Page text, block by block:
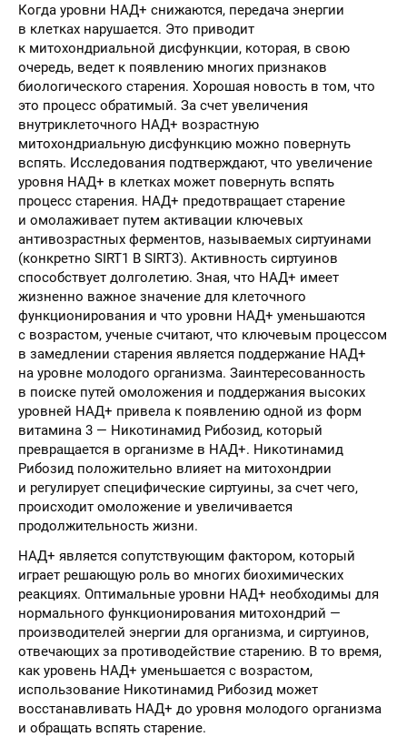
Когда уровни НАД+ снижаются, передача энергии
в клетках нарушается. Это приводит
к митохондриальной дисфункции, которая, в свою
очередь, ведет к появлению многих признаков
биологического старения. Хорошая новость в том, что
это процесс обратимый. За счет увеличения
внутриклеточного НАД+ возрастную
митохондриальную дисфункцию можно повернуть
вспять. Исследования подтверждают, что увеличение
уровня НАД+ в клетках может повернуть вспять
процесс старения. НАД+ предотвращает старение
и омолаживает путем активации ключевых
антивозрастных ферментов, называемых сиртуинами
(конкретно SIRT1 B SIRT3). Активность сиртуинов
способствует долголетию. Зная, что НАД+ имеет
жизненно важное значение для клеточного
функционирования и что уровни НАД+ уменьшаются
с возрастом, ученые считают, что ключевым процессом
в замедлении старения является поддержание НАД+
на уровне молодого организма. Заинтересованность
в поиске путей омоложения и поддержания высоких
уровней НАД+ привела к появлению одной из форм
витамина 3 — Никотинамид Рибозид, который
превращается в организме в НАД+. Никотинамид
Рибозид положительно влияет на митохондрии
и регулирует специфические сиртуины, за счет чего,
происходит омоложение и увеличивается
продолжительность жизни.
НАД+ является сопутствующим фактором, который
играет решающую роль во многих биохимических
реакциях. Оптимальные уровни НАД+ необходимы для
нормального функционирования митохондрий —
производителей энергии для организма, и сиртуинов,
отвечающих за противодействие старению. В то время,
как уровень НАД+ уменьшается с возрастом,
использование Никотинамид Рибозид может
восстанавливать НАД+ до уровня молодого организма
и обращать вспять старение.